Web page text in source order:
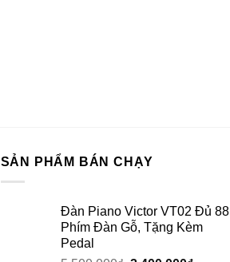
SẢN PHẨM BÁN CHẠY
Đàn Piano Victor VT02 Đủ 88
Phím Đàn Gỗ, Tặng Kèm
Pedal